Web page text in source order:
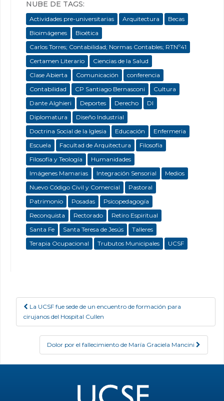
NUBE DE TAGS:
Actividades pre-universitarias Arquitectura
Becas
Bioimágenes
Bioética
Carlos Torres; Contabilidad; Normas Contables; RTNº41
Certamen Literario
Ciencias de la Salud
Clase Abierta
Comunicación
conferencia
Contabilidad
CP Santiago Bernasconi
Cultura
Dante Alghieri
Deportes Derecho
DI
Diplomatura
Diseño Industrial
Doctrina Social de la Iglesia
Educación
Enfermeria
Escuela
Facultad de Arquitectura
Filosofía
Filosofía y Teología
Humanidades
Imágenes Mamarias
Integración Sensorial
Medios
Nuevo Código Civil y Comercial
Pastoral
Patrimonio
Posadas
Psicopedagogía
Reconquista
Rectorado
Retiro Espiritual
Santa Fe
Santa Teresa de Jesús
Talleres
Terapia Ocupacional
Trubutos Municipales UCSF
Post navigation
La UCSF fue sede de un encuentro de formación para
cirujanos del Hospital Cullen
Dolor por el fallecimiento de María Graciela Mancini